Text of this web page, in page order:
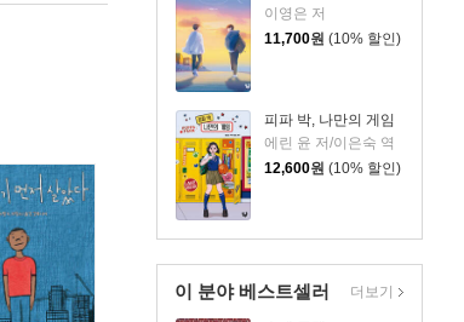
이영은 저
11,700원 (10% 할인)
피파 박, 나만의 게임
에린 윤 저/이은숙 역
12,600원 (10% 할인)
이 분야 베스트셀러 더보기